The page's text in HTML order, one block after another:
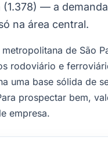
— a
na área central.
de São
rodoviário e
uma base sólida de
prospectar bem,
empresa.